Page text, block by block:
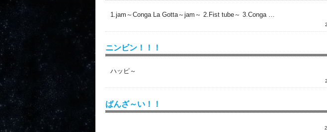
1.jam～Conga La Gotta～jam～ 2.Fist tube～ 3.Conga …
ニンビン！！！
ハッピ～
ばんざ～い！！